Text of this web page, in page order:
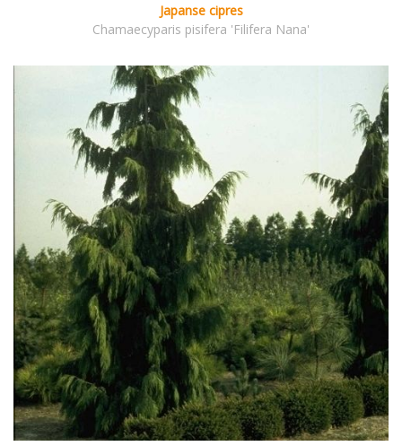
Japanse cipres
Chamaecyparis pisifera 'Filifera Nana'